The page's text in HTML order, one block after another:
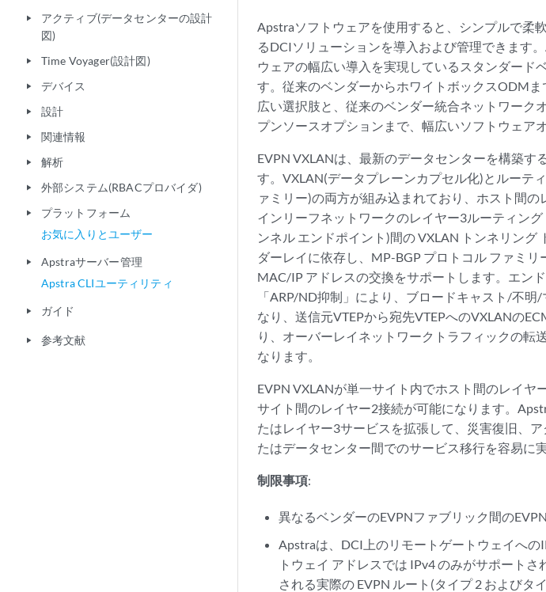
play_arrow
アクティブ(データセンターの設計
図)
play_arrow Time Voyager(設計図)
play_arrow デバイス
play_arrow 設計
play_arrow 関連情報
play_arrow 解析
play_arrow 外部システム(RBACプロバイダ)
play_arrow
プラットフォーム
お気に入りとユーザー
play_arrow
Apstraサーバー管理
Apstra CLIユーティリティ
play_arrow ガイド
play_arrow 参考文献
Apstraソフトウェアを使用すると、シンプルで柔
るDCIソリューションを導入および管理できます
ウェアの幅広い導入を実現しているスタンダード
す。従来のベンダーからホワイトボックスODM
広い選択肢と、従来のベンダー統合ネットワーク
プンソースオプションまで、幅広いソフトウェア
EVPN VXLANは、最新のデータセンターを構築
す。VXLAN(データプレーンカプセル化)とルーテ
ァミリー)の両方が組み込まれており、ホスト間
インリーフネットワークのレイヤー3ルーティン
ンネル エンドポイント)間の VXLAN トンネリン
ダーレイに依存し、MP-BGP プロトコル ファミ
MAC/IP アドレスの交換をサポートします。エン
「ARP/ND抑制」により、ブロードキャスト/不
なり、送信元VTEPから宛先VTEPへのVXLANの
り、オーバーレイネットワークトラフィックの転
なります。
EVPN VXLANが単一サイト内でホスト間のレイ
サイト間のレイヤー2接続が可能になります。
たはレイヤー3サービスを拡張して、災害復旧、
たはデータセンター間でのサービス移行を容易に
制限事項:
異なるベンダーのEVPNファブリック間の
Apstraは、DCI上のリモートゲートウェイへ
トウェイ アドレスでは IPv4 のみがサポート
される実際の EVPN ルート(タイプ 2 および